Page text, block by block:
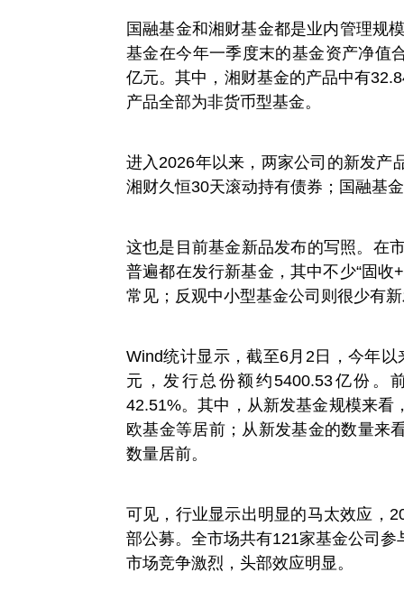
国融基金和湘财基金都是业内管理规
基金在今年一季度末的基金资产净值
亿元。其中，湘财基金的产品中有
产品全部为非货币型基金。
进入2026年以来，两家公司的新发产
湘财久恒30天滚动持有债券；国融基
这也是目前基金新品发布的写照。在
普遍都在发行新基金，其中不少“固
常见；反观中小型基金公司则很少有
Wind统计显示，截至6月2日，今年
元，发行总份额约5400.53亿份。
42.51%。其中，从新发基金规模来看
欧基金等居前；从新发基金的数量来
数量居前。
可见，行业显示出明显的马太效应，
部公募。全市场共有121家基金公司
市场竞争激烈，头部效应明显。